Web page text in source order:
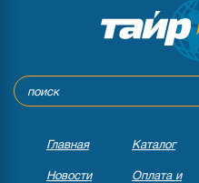
Главная Каталог
Новости Оплата и